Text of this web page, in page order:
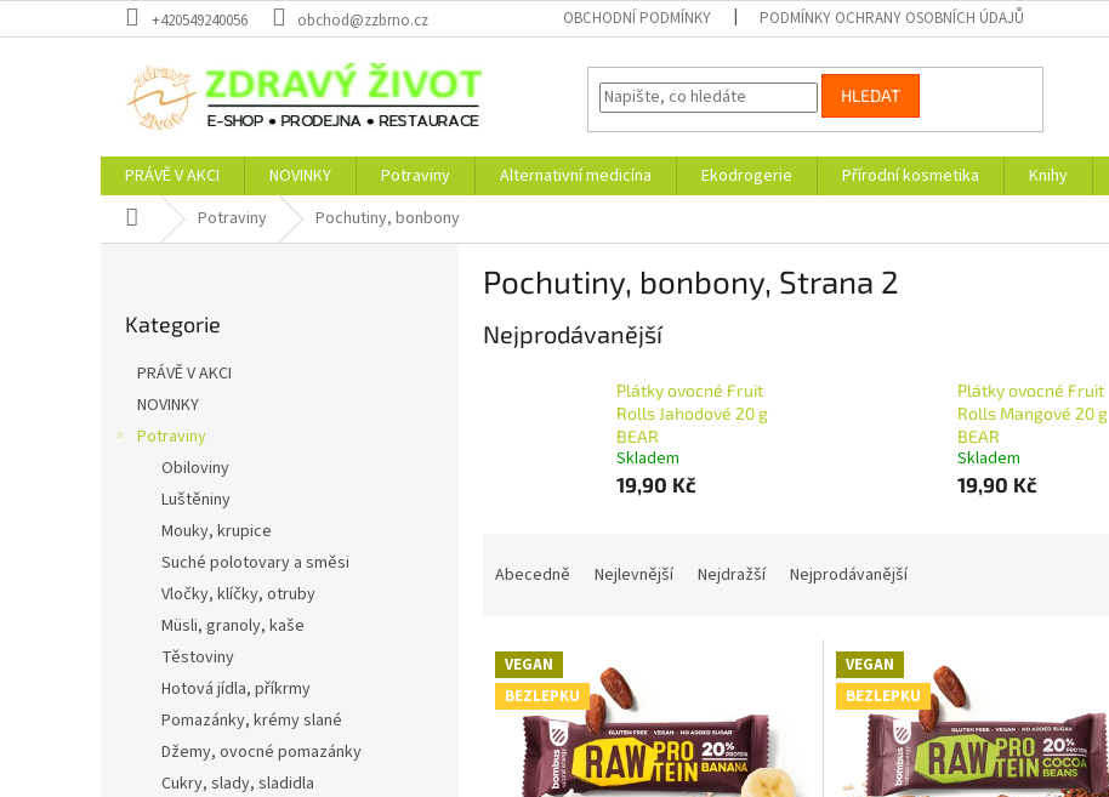
na
+420549240056 obchod@zzbrno.cz OBCHODNÍ PODMÍNKY PODMÍNKY OCHRANY OSOBNÍCH ÚDAJŮ
HLEDAT
PRÁVĚ V AKCI NOVINKY Potraviny Alternativní medicína Ekodrogerie Přírodní kosmetika Knihy
Domů Potraviny Pochutiny, bonbony
kategorie
Kategorie
PRÁVĚ V AKCI
NOVINKY
Potraviny
Obiloviny
Luštěniny
Mouky, krupice
Suché polotovary a směsi
Vločky, klíčky, otruby
Müsli, granoly, kaše
Těstoviny
Hotová jídla, příkrmy
Pomazánky, krémy slané
Džemy, ovocné pomazánky
Cukry, slady, sladidla
Pochutiny, bonbony, Strana 2
Nejprodávanější
Plátky ovocné Fruit
Rolls Jahodové 20 g
BEAR
Skladem
19,90 Kč
Plátky ovocné Fruit
Rolls Mangové 20 g
BEAR
Skladem
19,90 Kč
n
p
Abecedně Nejlevnější Nejdražší Nejprodávanější
V
p
VEGAN
BEZLEPKU
VEGAN
BEZLEPKU